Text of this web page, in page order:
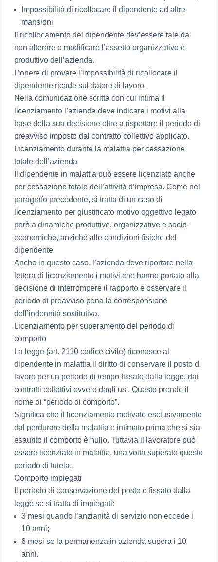
Impossibilità di ricollocare il dipendente ad altre
mansioni.
Il ricollocamento del dipendente dev’essere tale da
non alterare o modificare l’assetto organizzativo e
produttivo dell’azienda.
L’onere di provare l’impossibilità di ricollocare il
dipendente ricade sul datore di lavoro.
Nella comunicazione scritta con cui intima il
licenziamento l’azienda deve indicare i motivi alla
base della sua decisione oltre a rispettare il periodo di
preavviso imposto dal contratto collettivo applicato.
Licenziamento durante la malattia per cessazione
totale dell’azienda
Il dipendente in malattia può essere licenziato anche
per cessazione totale dell’attività d’impresa. Come nel
paragrafo precedente, si tratta di un caso di
licenziamento per giustificato motivo oggettivo legato
però a dinamiche produttive, organizzative e socio-
economiche, anziché alle condizioni fisiche del
dipendente.
Anche in questo caso, l’azienda deve riportare nella
lettera di licenziamento i motivi che hanno portato alla
decisione di interrompere il rapporto e osservare il
periodo di preavviso pena la corresponsione
dell’indennità sostitutiva.
Licenziamento per superamento del periodo di
comporto
La legge (art. 2110 codice civile) riconosce al
dipendente in malattia il diritto di conservare il posto di
lavoro per un periodo di tempo fissato dalla legge, dai
contratti collettivi ovvero dagli usi. Questo prende il
nome di “periodo di comporto”.
Significa che il licenziamento motivato esclusivamente
dal perdurare della malattia e intimato prima che si sia
esaurito il comporto è nullo. Tuttavia il lavoratore può
essere licenziato in malattia, una volta superato questo
periodo di tutela.
Comporto impiegati
Il periodo di conservazione del posto è fissato dalla
legge se si tratta di impiegati:
3 mesi quando l’anzianità di servizio non eccede i
10 anni;
6 mesi se la permanenza in azienda supera i 10
anni.